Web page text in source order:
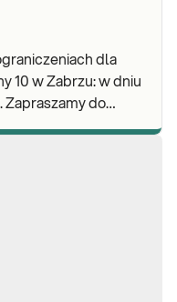
dla
Zabrzu: w dniu